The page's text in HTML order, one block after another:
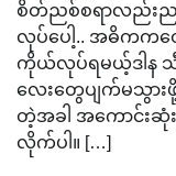
စိတ်ညစ်စရာလည်း
လုပ်ပေါ့.. အဓိကက
ကိုယ်လုပ်ရမယ့်ဒါန
လေးတွေပျက်မသွား
တဲ့အခါ အကောင်းဆုံ
လိုက်ပါ။ […]